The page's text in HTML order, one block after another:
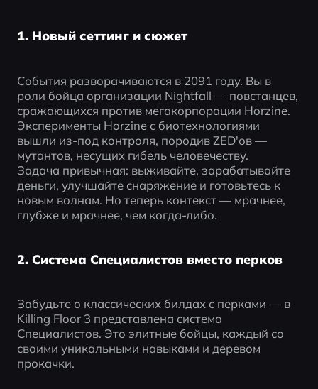
1. Новый сеттинг и сюжет
События разворачиваются в 2091 году. Вы в
роли бойца организации Nightfall — повстанцев,
сражающихся против мегакорпорации Horzine.
Эксперименты Horzine с биотехнологиями
вышли из-под контроля, породив ZED'ов —
мутантов, несущих гибель человечеству.
Задача привычная: выживайте, зарабатывайте
деньги, улучшайте снаряжение и готовьтесь к
новым волнам. Но теперь контекст — мрачнее,
глубже и мрачнее, чем когда-либо.
2. Система Специалистов вместо перков
Забудьте о классических билдах с перками — в
Killing Floor 3 представлена система
Специалистов. Это элитные бойцы, каждый со
своими уникальными навыками и деревом
прокачки.